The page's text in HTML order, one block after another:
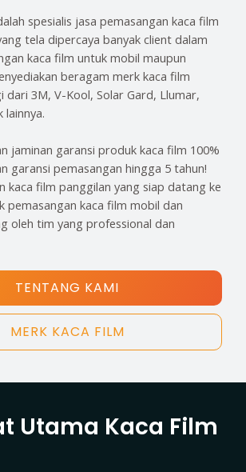
spesialis jasa pemasangan kaca film
tela dipercaya banyak client dalam
kaca film untuk mobil maupun
beragam merk kaca film
dari 3M, V-Kool, Solar Gard, Llumar,
lainnya.
jaminan garansi produk kaca film 100%
garansi pemasangan hingga 5 tahun!
kaca film panggilan yang siap datang ke
pemasangan kaca film mobil dan
oleh tim yang professional dan
TENTANG KAMI
MERK KACA FILM
Utama Kaca Film